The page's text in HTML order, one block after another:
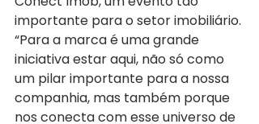
importante para o setor imobiliário.
“Para a marca é uma grande
iniciativa estar aqui, não só como
um pilar importante para a nossa
companhia, mas também porque
nos conecta com esse universo de